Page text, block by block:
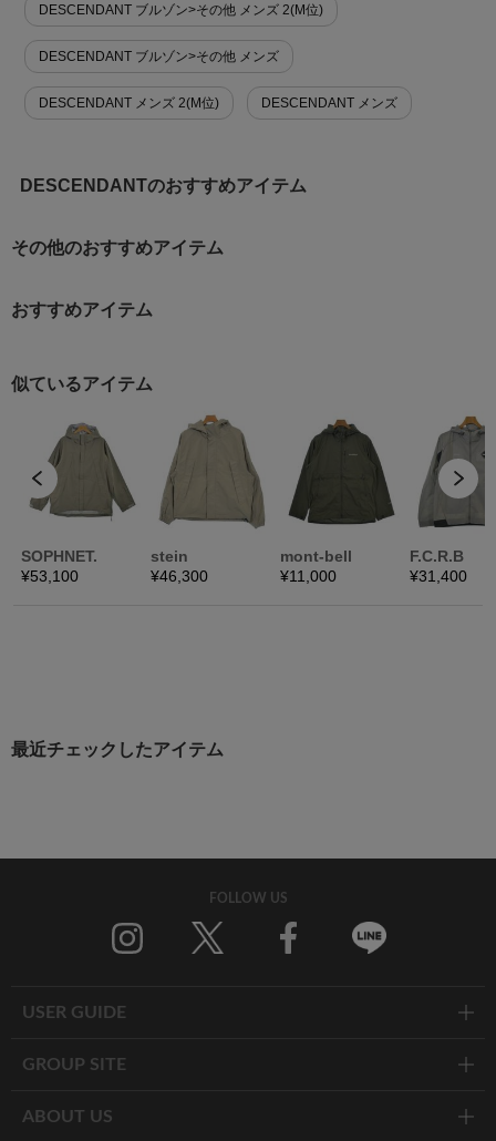
DESCENDANT ブルゾン>その他 メンズ 2(M位)
DESCENDANT ブルゾン>その他 メンズ
DESCENDANT メンズ 2(M位) DESCENDANT メンズ
DESCENDANTのおすすめアイテム
その他のおすすめアイテム
おすすめアイテム
最近チェックしたアイテム
FOLLOW US
USER GUIDE
GROUP SITE
ABOUT US